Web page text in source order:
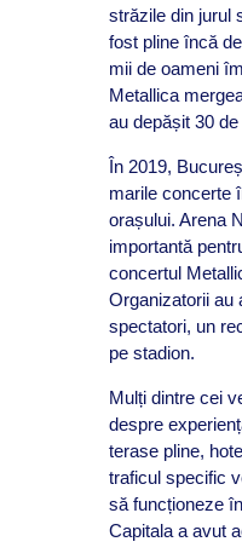
străzile din jurul
fost pline încă
mii de oameni
Metallica
au depășit 30 de
În 2019,
marile concerte
orașului. Arena
importantă
concertul
Organizatorii au
spectatori, un
pe stadion.
Mulți dintre cei
despre
terase pline,
traficul specific
să funcționeze
Capitala a avut